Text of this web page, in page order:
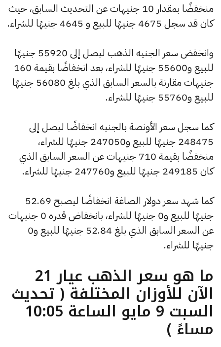
منخفضًا بمقدار 10 جنيهات عن التحديث السابق، حيث
كان قد سجل 4675 جنيهًا للبيع و 4645 جنيهًا للشراء.
وانخفض سعر الجنيه الذهب ليصل إلى 55920 جنيهًا
للبيع و55600 جنيهًا للشراء، بعد انخفاضًا بقيمة 160
جنيهات مقارنة بالسعر السابق الذي بلغ 56080 جنيهًا
للبيع و55760 جنيهًا للشراء.
كما سجل سعر الأونصة بالجنيه انخفاضًا ليصل إلى
248475 جنيهًا للبيع و247050 جنيهًا للشراء،
منخفضًا بقيمة 710 جنيهات عن السعر السابق الذي
كان 249185 جنيهًا للبيع و247760 جنيهًا للشراء.
كما شهد سعر دولار الصاغة انخفاضًا ليصبح 52.69
جنيهًا للبيع و0 جنيهًا للشراء، بانخفاض قدره 0 جنيهات
عن السعر السابق الذي بلغ 52.84 جنيهًا للبيع و0
جنيهًا للشراء.
ما هو سعر الذهب عيار 21
الآن للأوزان المختلفة ( تحديث
السبت 9 مايو الساعة 10:05
مساءً )